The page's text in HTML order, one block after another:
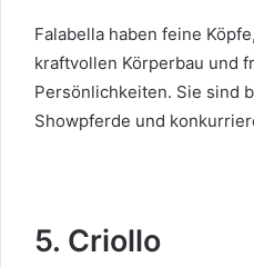
Falabella haben feine
kraftvollen Körperbau und
Persönlichkeiten. Sie sind
Showpferde und
5. Criollo